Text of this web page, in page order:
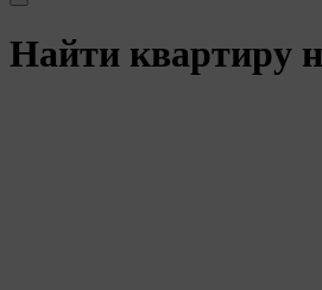
Найти квартиру